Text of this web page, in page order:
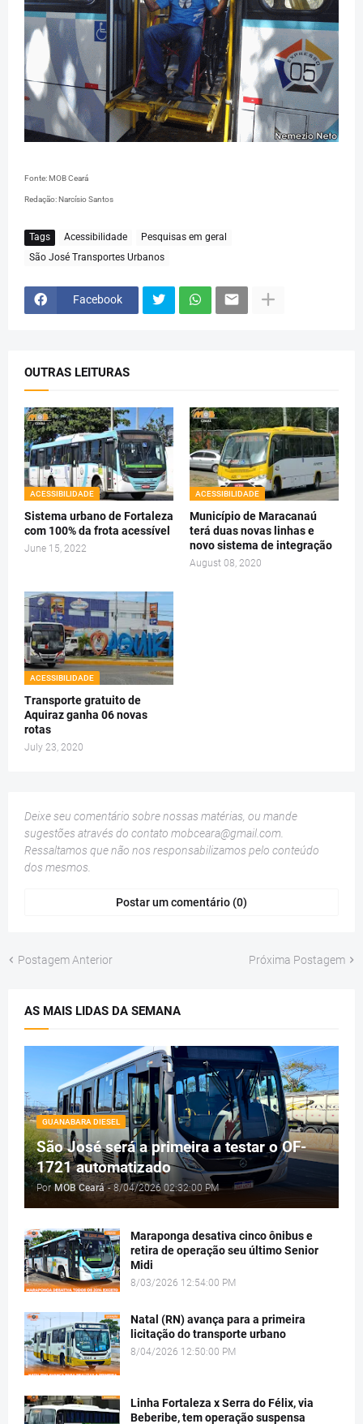
Fonte: MOB Ceará
Redação: Narcísio Santos
Tags Acessibilidade
Pesquisas em geral
São José Transportes Urbanos
Facebook
OUTRAS LEITURAS
ACESSIBILIDADE
Sistema urbano de Fortaleza
com 100% da frota acessível
June 15, 2022
ACESSIBILIDADE
Município de Maracanaú
terá duas novas linhas e
novo sistema de integração
August 08, 2020
ACESSIBILIDADE
Transporte gratuito de
Aquiraz ganha 06 novas
rotas
July 23, 2020
Deixe seu comentário sobre nossas matérias, ou mande
sugestões através do contato mobceara@gmail.com
Ressaltamos que não nos responsabilizamos pelo conteúdo
dos mesmos.
Postar um comentário (0)
Postagem Anterior Próxima Postagem
AS MAIS LIDAS DA SEMANA
GUANABARA DIESEL
São José será a primeira a testar o OF-
1721 automatizado
Por MOB Ceará - 8/04/2026 02:32:00 PM
Maraponga desativa cinco ônibus e
retira de operação seu último Senior
Midi
8/03/2026 12:54:00 PM
Natal (RN) avança para a primeira
licitação do transporte urbano
8/04/2026 12:50:00 PM
Linha Fortaleza x Serra do Félix, via
Beberibe, tem operação suspensa